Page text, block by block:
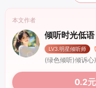
本文作者
倾听时光低语
LV3.明星倾听师
(绿色倾听)倾诉
0.2